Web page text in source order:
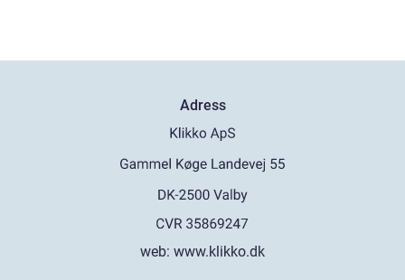
Adress
web: www.klikko.dk